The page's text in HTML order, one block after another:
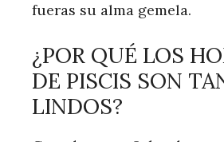
fueras su alma gemela.
¿POR QUÉ LOS
DE PISCIS SON
LINDOS?